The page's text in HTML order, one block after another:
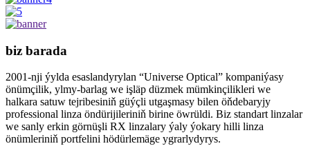
biz barada
2001-nji ýylda esaslandyrylan “Universe Optical” kompaniýasy
önümçilik, ylmy-barlag we işläp düzmek mümkinçilikleri we
halkara satuw tejribesiniň güýçli utgaşmasy bilen öňdebaryjy
professional linza öndürijileriniň birine öwrüldi. Biz standart linzalar
we sanly erkin görnüşli RX linzalary ýaly ýokary hilli linza
önümleriniň portfelini hödürlemäge ygrarlydyrys.